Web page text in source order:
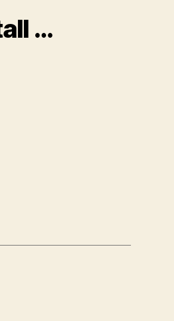
解决ubuntu22.04版本apt upgrade 或者 apt install 提示重启